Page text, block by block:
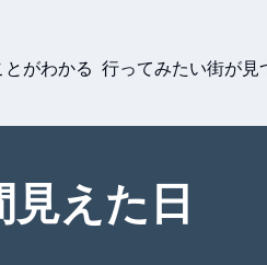
がわかる 行ってみたい街が見
えた日